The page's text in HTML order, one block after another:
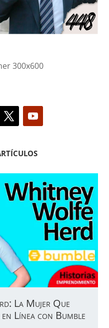
La Mujer Que
Línea con Bumble